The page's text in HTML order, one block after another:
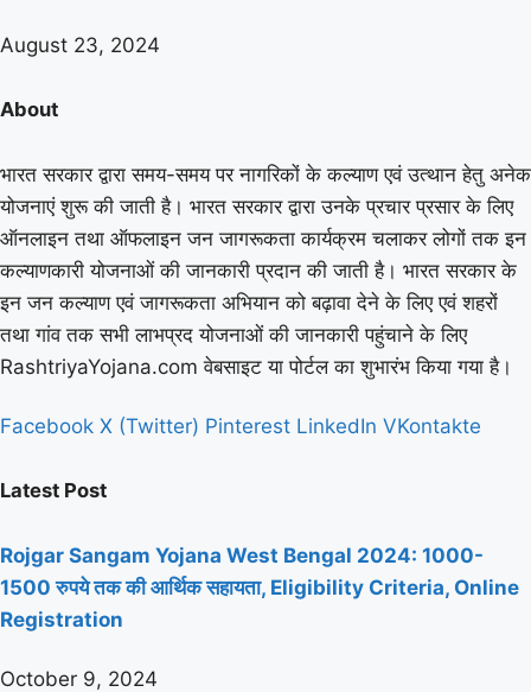
August 23, 2024
About
भारत सरकार द्वारा समय-समय पर नागरिकों के कल्याण एवं उत्थान हेतु अनेक
योजनाएं शुरू की जाती है। भारत सरकार द्वारा उनके प्रचार प्रसार के लिए
ऑनलाइन तथा ऑफलाइन जन जागरूकता कार्यक्रम चलाकर लोगों तक इन
कल्याणकारी योजनाओं की जानकारी प्रदान की जाती है। भारत सरकार के
इन जन कल्याण एवं जागरूकता अभियान को बढ़ावा देने के लिए एवं शहरों
तथा गांव तक सभी लाभप्रद योजनाओं की जानकारी पहुंचाने के लिए
RashtriyaYojana.com वेबसाइट या पोर्टल का शुभारंभ किया गया है।
Facebook X (Twitter) Pinterest LinkedIn VKontakte
Latest Post
Rojgar Sangam Yojana West Bengal 2024: 1000-
1500 रुपये तक की आर्थिक सहायता, Eligibility Criteria, Online
Registration
October 9, 2024